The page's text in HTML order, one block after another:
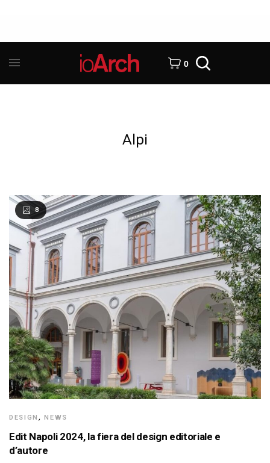
0
Alpi
8
DESIGN ,NEWS
Edit Napoli 2024, la fiera del design editoriale e
d’autore